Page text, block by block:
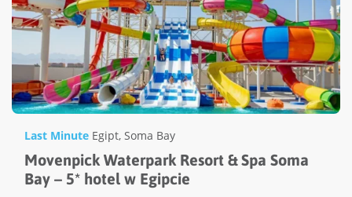
Last Minute Egipt, Soma Bay
Movenpick Waterpark Resort & Spa Soma
Bay – 5* hotel w Egipcie